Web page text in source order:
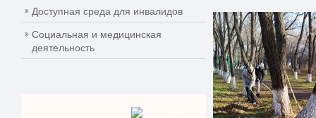
Доступная среда для инвалидов
Социальная и медицинская
деятельность